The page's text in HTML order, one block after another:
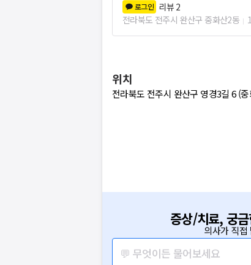
로그인 리뷰 2
전라북도 전주시 완산구 중화산2동
위치
전라북도 전주시 완산구 영경3길 6 (
증상/치료, 궁
의사가 직
💬 무엇이든 물어보세요